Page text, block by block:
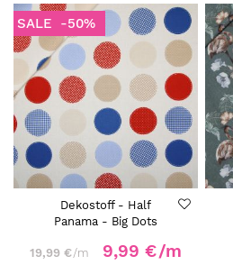
SALE -50%
Dekostoff - Half
Panama - Big Dots
19,99 €/m 9,99 €/m